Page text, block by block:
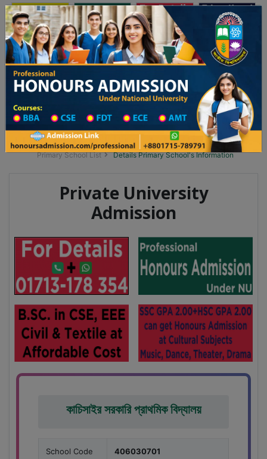
Toggle navigation অনার্স ভর্তি প্রফেশনাল অনার্স
Updates
২৬ শিক্ষাবর্ষের ১ম বর্ষের ভর্তি আবেদন বিজ্ঞপ্তি ঢাকা বিশ্ববিদ্যালয় ২০২৫-২৬ শিক্ষাবর্ষে
Division List
Primary School District Wise
Primary School in দেবীদ্বার
Primary School List
Details Primary School's Information
Private University
Admission
কাচিসাইর সরকারি প্রাথমিক বিদ্যালয়
School Code 406030701